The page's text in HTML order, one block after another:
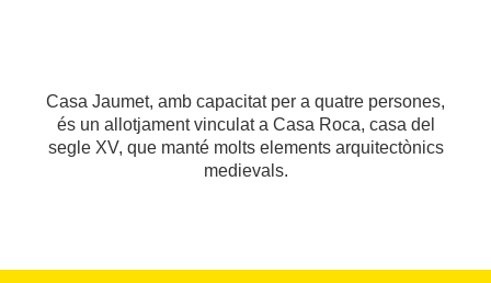
Casa Jaumet, amb capacitat per a quatre persones,
és un allotjament vinculat a Casa Roca, casa del
segle XV, que manté molts elements arquitectònics
medievals.